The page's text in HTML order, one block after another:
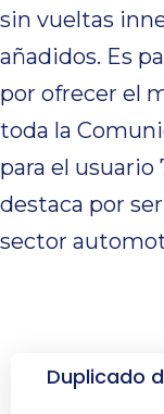
sin vueltas
añadidos. Es
por ofrecer el
toda la
para el usuario
destaca por
sector
Duplicado